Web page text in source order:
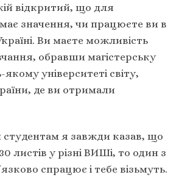
відкритий, що для
значення, чи працюєте ви в
Ви маєте можливість
обравши магістерську
університеті світу,
де ви отримали
я завжди казав, що
листів у різні ВИШі, то один з
спрацює і тебе візьмуть.